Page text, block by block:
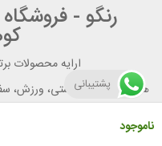
ناموجود
رنگو -
ارایه محصولات
هر آنچه برای تندرستی، ورزش،
پشتیبانی